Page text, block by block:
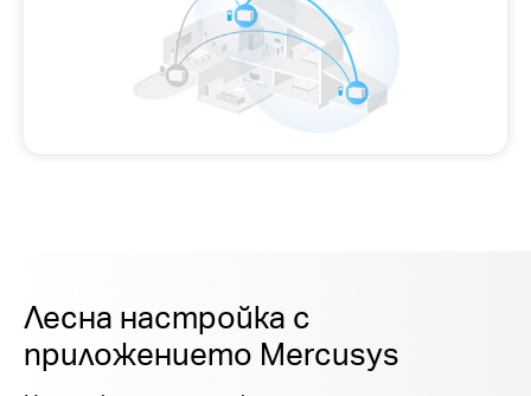
Лесна настройка с
приложението Mercusys